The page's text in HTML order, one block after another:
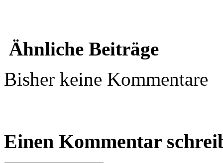
Ähnliche Beiträge
Bisher keine Kommentare
Einen Kommentar